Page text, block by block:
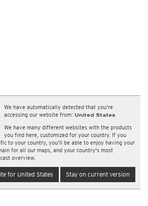
We have automatically detected that you're
accessing our website from: United States
We have many different websites with the products
you find here, customized for your country. If you
to your country, you'll be able to enjoy having your
for all our maps, and your country's most
overview.
for United States Stay on current version